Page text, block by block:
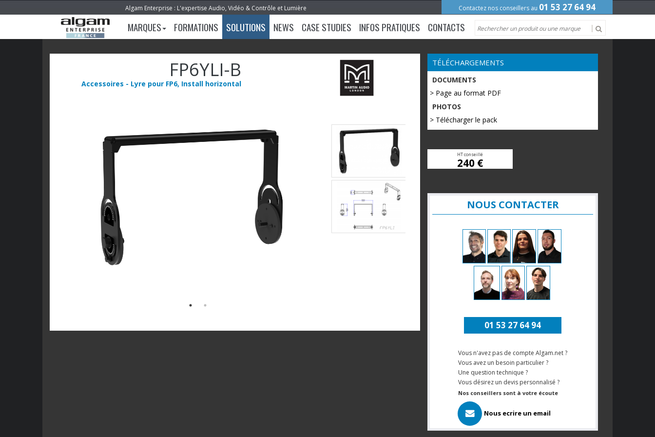
Algam Enterprise : L'expertise Audio, Vidéo & Contrôle et Lumière Contactez nos conseillers au 01 53 27 64 94
MARQUES FORMATIONS SOLUTIONS NEWS CASE STUDIES INFOS PRATIQUES CONTACTS
FP6YLI-B
Accessoires - Lyre pour FP6, Install horizontal
TÉLÉCHARGEMENTS
DOCUMENTS
> Page au format PDF
PHOTOS
> Télécharger le pack
HT conseillé
240 €
NOUS CONTACTER
01 53 27 64 94
Vous n'avez pas de compte Algam.net ?
Vous avez un besoin particulier ?
Une question technique ?
Vous désirez un devis personnalisé ?
Nos conseillers sont à votre écoute
Nous ecrire un email